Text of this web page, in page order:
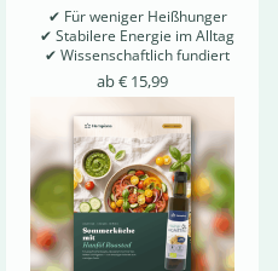
✔ Für weniger Heißhunger
✔ Stabilere Energie im Alltag
✔ Wissenschaftlich fundiert
ab€ 15,99